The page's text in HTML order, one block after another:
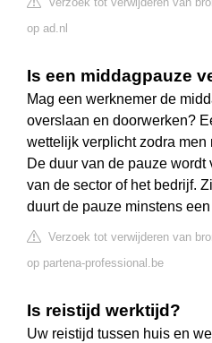
op ad.nl
Is een middagpauze
Mag een werknemer de
overslaan en doorwerken?
wettelijk verplicht zodra men
De duur van de pauze
van de sector of het bedrijf.
duurt de pauze minstens
Verzoek tot verwijderen van
op partena-professional.be
Is reistijd werktijd?
Uw reistijd tussen huis en